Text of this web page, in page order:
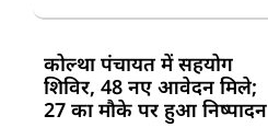
कोल्था पंचायत में सहयोग
शिविर, 48 नए आवेदन मिले;
27 का मौके पर हुआ निष्पादन